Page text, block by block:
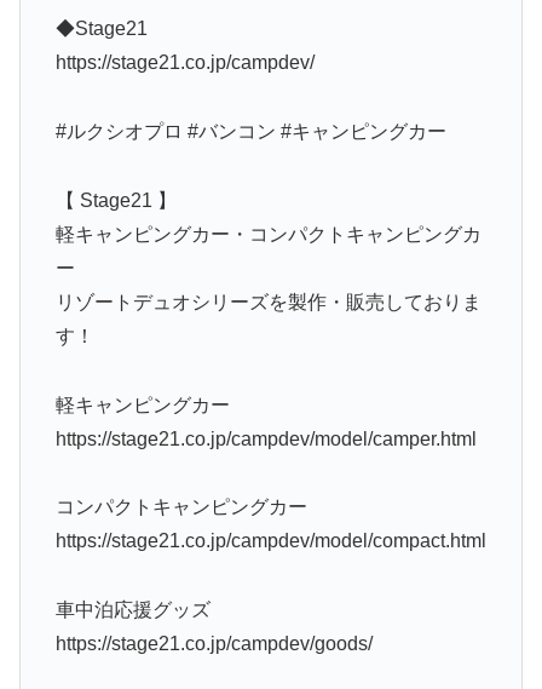
◆Stage21
https://stage21.co.jp/campdev/
#ルクシオプロ #バンコン #キャンピングカー
【 Stage21 】
軽キャンピングカー・コンパクトキャンピングカ
ー
リゾートデュオシリーズを製作・販売しておりま
す！
軽キャンピングカー
https://stage21.co.jp/campdev/model/camper.html
コンパクトキャンピングカー
https://stage21.co.jp/campdev/model/compact.html
車中泊応援グッズ
https://stage21.co.jp/campdev/goods/